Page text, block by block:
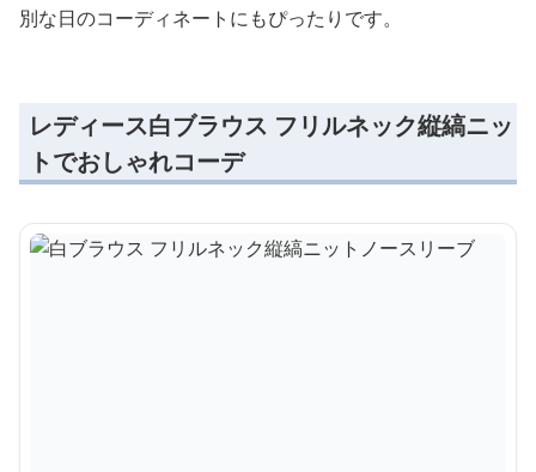
別な日のコーディネートにもぴったりです。
レディース白ブラウス フリルネック縦縞ニッ
トでおしゃれコーデ